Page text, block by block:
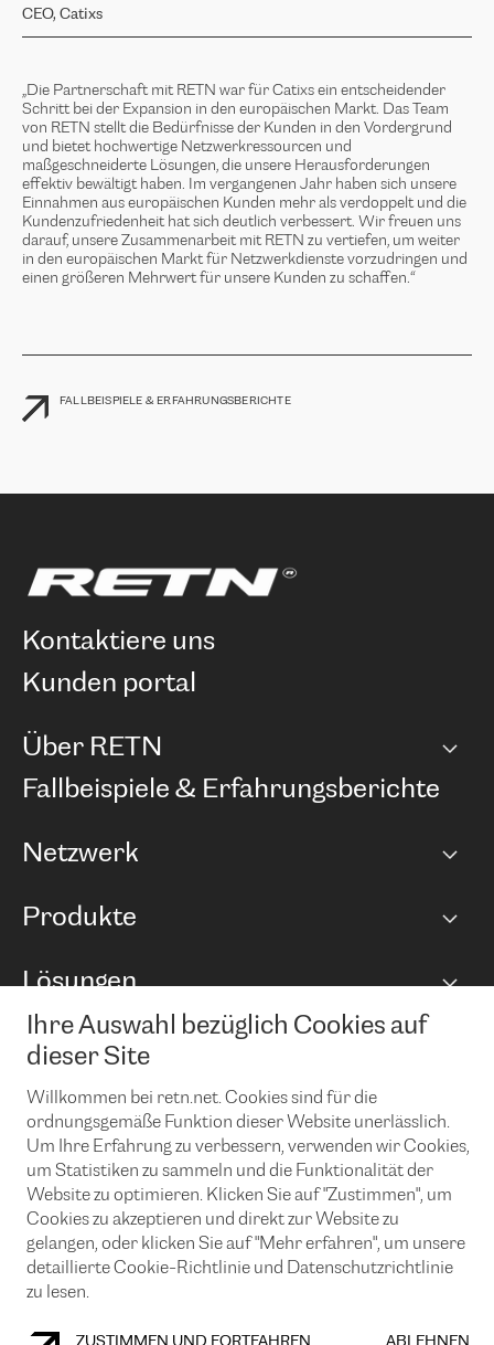
Ihre Auswahl bezüglich Cookies auf
dieser Site
Willkommen bei retn.net. Cookies sind für die
ordnungsgemäße Funktion dieser Website unerlässlich.
Um Ihre Erfahrung zu verbessern, verwenden wir Cookies,
um Statistiken zu sammeln und die Funktionalität der
Website zu optimieren. Klicken Sie auf "Zustimmen", um
Cookies zu akzeptieren und direkt zur Website zu
gelangen, oder klicken Sie auf "Mehr erfahren", um unsere
detaillierte Cookie-Richtlinie und Datenschutzrichtlinie
zu lesen.
CEO, Catixs
„Die Partnerschaft mit RETN war für Catixs ein entscheidender
Schritt bei der Expansion in den europäischen Markt. Das Team
von RETN stellt die Bedürfnisse der Kunden in den Vordergrund
und bietet hochwertige Netzwerkressourcen und
maßgeschneiderte Lösungen, die unsere Herausforderungen
effektiv bewältigt haben. Im vergangenen Jahr haben sich unsere
Einnahmen aus europäischen Kunden mehr als verdoppelt und die
Kundenzufriedenheit hat sich deutlich verbessert. Wir freuen uns
darauf, unsere Zusammenarbeit mit RETN zu vertiefen, um weiter
in den europäischen Markt für Netzwerkdienste vorzudringen und
einen größeren Mehrwert für unsere Kunden zu schaffen.“
FALLBEISPIELE & ERFAHRUNGSBERICHTE
kontaktiere uns
kunden portal
Über RETN
Unternehmen
Fallbeispiele & Erfahrungsberichte
Netzwerk
Points of Presence
Peering-Richtlinie
RTT Map
Looking glass
Produkte
Internet Anbindung
Ethernet und VPN
Remote IX
CLOUD CONNECT-Dienst
DDoS-Schutz
Flex IX
Lösungen
Managed Global Private Network
Lösungen mit BGP (Border Gateway Protocol)
TRANSKZ
Cybersicherheit
News und Events
Möchten Sie mit uns in Verbindung bleiben?
Email
Mit der Anmeldung für den Erhalt unserer News und Events
stimmen Sie unseren
Service jederzeit ganz einfach kündigen; klicken Sie einfach auf den
Link unten in der Fußzeile unserer eMails.